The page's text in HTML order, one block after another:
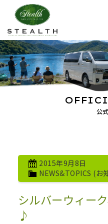
公
2015年9月8日
NEWS&TOPICS (お
シルバーウィー
♪